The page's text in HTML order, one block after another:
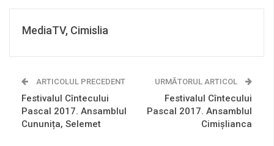
MediaTV, Cimislia
ARTICOLUL PRECEDENT
Festivalul Cîntecului
Pascal 2017. Ansamblul
Cununița, Selemet
URMĂTORUL ARTICOL
Festivalul Cîntecului
Pascal 2017. Ansamblul
Cimișlianca